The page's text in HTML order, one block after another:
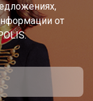
от